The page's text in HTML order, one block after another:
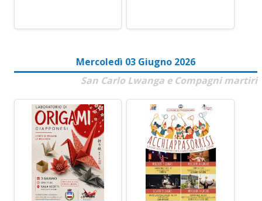
Mercoledì 03 Giugno 2026
San Carlo Lwanga e Compagni martiri